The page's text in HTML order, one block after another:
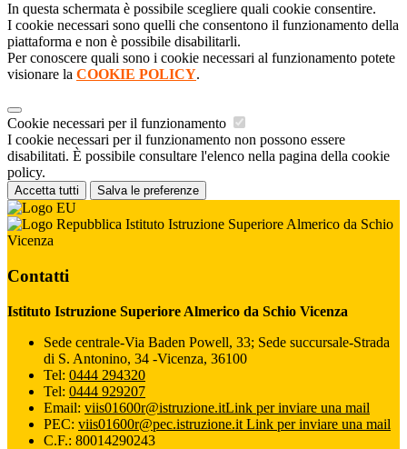
In questa schermata è possibile scegliere quali cookie consentire.
I cookie necessari sono quelli che consentono il funzionamento della
piattaforma e non è possibile disabilitarli.
Per conoscere quali sono i cookie necessari al funzionamento potete
visionare la COOKIE POLICY.
Cookie necessari per il funzionamento
I cookie necessari per il funzionamento non possono essere
disabilitati. È possibile consultare l'elenco nella pagina della cookie
policy.
Accetta tutti Salva le preferenze
Istituto Istruzione Superiore Almerico da Schio
Vicenza
Contatti
Istituto Istruzione Superiore Almerico da Schio Vicenza
Sede centrale-Via Baden Powell, 33; Sede succursale-Strada
di S. Antonino, 34 -Vicenza, 36100
Tel: 0444 294320
Tel: 0444 929207
Email: viis01600r@istruzione.itLink per inviare una mail
PEC: viis01600r@pec.istruzione.it Link per inviare una mail
C.F.: 80014290243